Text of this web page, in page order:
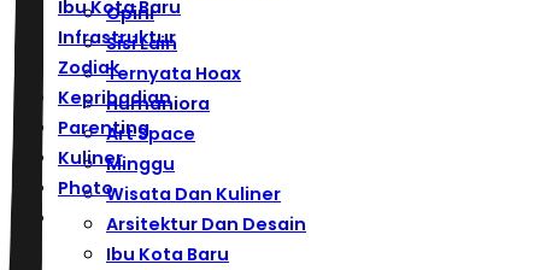
Ibu Kota Baru
Infrastruktur
Zodiak
Kepribadian
Parenting
Kuliner
Photo
Opini
Sisi Lain
Ternyata Hoax
Humaniora
Art Space
Minggu
Wisata Dan Kuliner
Arsitektur Dan Desain
Ibu Kota Baru